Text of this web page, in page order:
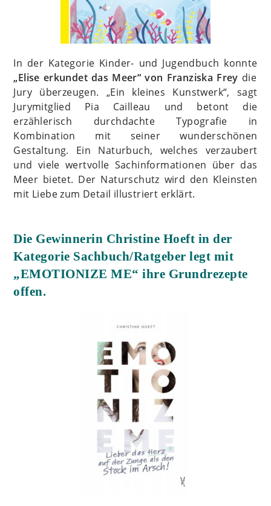
In der Kategorie Kinder- und Jugendbuch konnte
„Elise erkundet das Meer“ von Franziska Frey die
Jury überzeugen. „Ein kleines Kunstwerk“, sagt
Jurymitglied Pia Cailleau und betont die
erzählerisch durchdachte Typografie in
Kombination mit seiner wunderschönen
Gestaltung. Ein Naturbuch, welches verzaubert
und viele wertvolle Sachinformationen über das
Meer bietet. Der Naturschutz wird den Kleinsten
mit Liebe zum Detail illustriert erklärt.
Die Gewinnerin Christine Hoeft in der
Kategorie Sachbuch/Ratgeber legt mit
„EMOTIONIZE ME“ ihre Grundrezepte
offen.